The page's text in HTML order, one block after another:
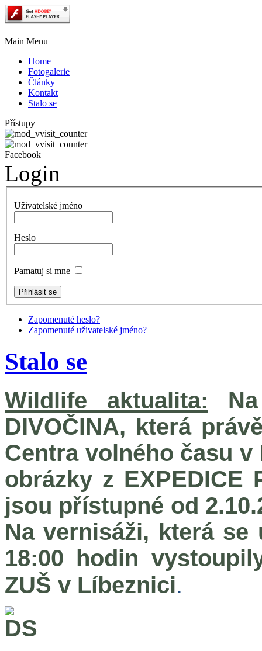
Main Menu
Home
Fotogalerie
Články
Kontakt
Stalo se
Přístupy
Facebook
Login
Uživatelské jméno
Heslo
Pamatuj si mne
Zapomenuté heslo?
Zapomenuté uživatelské jméno?
Stalo se
Wildlife aktualita:
DIVOČINA, která
Centra volného času
obrázky z EXPEDICE
jsou přístupné od
Na vernisáži, která se
18:00 hodin
ZUŠ v Líbeznici.